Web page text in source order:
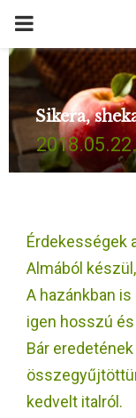
P
R
I
M
R
M
Sikera,
2018.05.22.
Érdekességek
Almából
A hazánkban
igen hosszú
Bár
kedvelt italról.